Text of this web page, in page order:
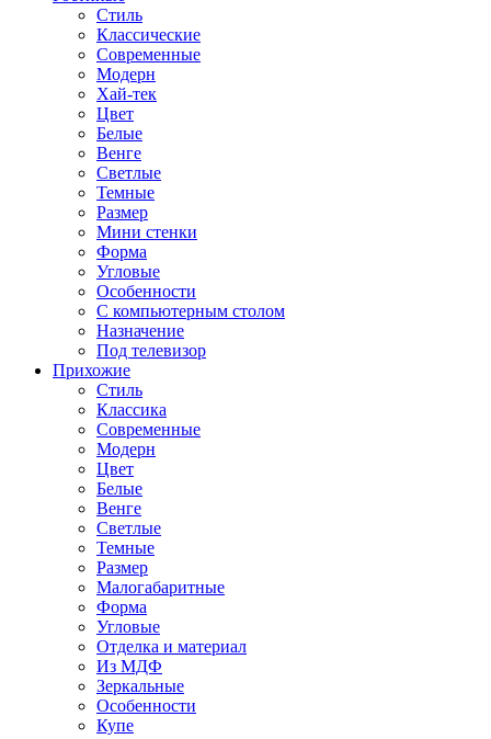
Стиль
Классические
Современные
Модерн
Хай-тек
Цвет
Белые
Венге
Светлые
Темные
Размер
Мини стенки
Форма
Угловые
Особенности
С компьютерным столом
Назначение
Под телевизор
Прихожие
Стиль
Классика
Современные
Модерн
Цвет
Белые
Венге
Светлые
Темные
Размер
Малогабаритные
Форма
Угловые
Отделка и материал
Из МДФ
Зеркальные
Особенности
Купе